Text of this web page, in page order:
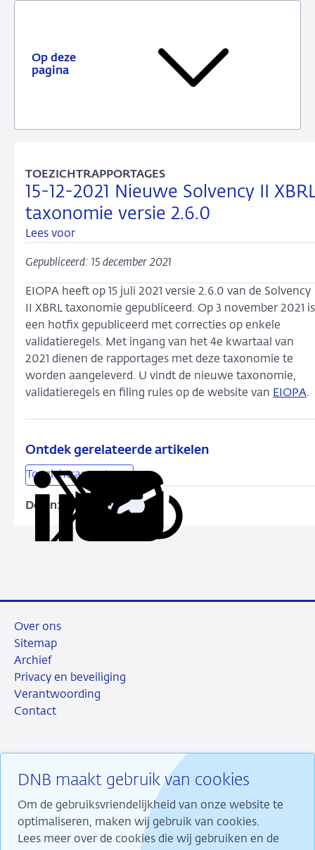
Op deze
pagina
15-12-2021 Nieuwe Solvency II
taxonomie versie 2.6.0
TOEZICHTRAPPORTAGES
Lees voor
Gepubliceerd: 15 december 2021
EIOPA heeft op 15 juli 2021 versie 2.6.0 van de Solvency
II XBRL taxonomie gepubliceerd. Op 3 november 2021 is
een hotfix gepubliceerd met correcties op enkele
validatieregels. Met ingang van het 4e kwartaal van
2021 dienen de rapportages met deze taxonomie te
worden aangeleverd. U vindt de nieuwe taxonomie,
validatieregels en filing rules op de website van EIOPA.
Ontdek gerelateerde artikelen
Toezichtrapportages
Delen:
Deel
DeelDeelKopieer
DNB maakt gebruik van cookies
Om de gebruiksvriendelijkheid van onze website te
optimaliseren, maken wij gebruik van cookies.
Lees meer over de cookies die wij gebruiken en de
Over ons
Sitemap
Archief
Privacy en beveiliging
Verantwoording
Contact
RSS InstagramLinkedin
X